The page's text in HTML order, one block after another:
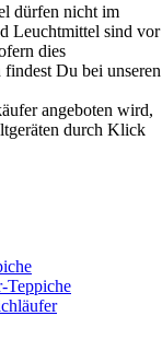
dürfen nicht im
Leuchtmittel sind vor
dies
Du bei unseren
angeboten wird,
durch Klick
Teppiche